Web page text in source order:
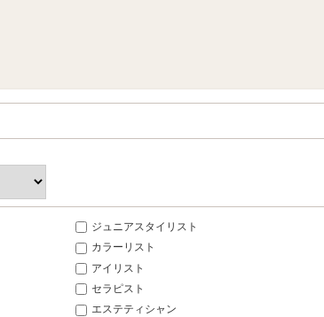
ジュニアスタイリスト
カラーリスト
アイリスト
セラピスト
エステティシャン